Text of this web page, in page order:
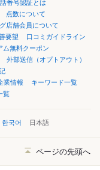
番号認証とは
点数について
店舗会員について
要望
口コミガイドライン
ム無料クーポン
外部送信（オプトアウト）
業情報
キーワード一覧
覧
한국어 日本語
ページの先頭へ